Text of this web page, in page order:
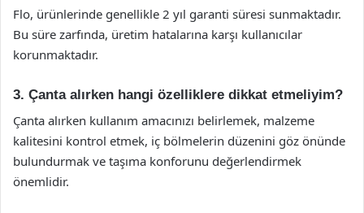
Flo, ürünlerinde genellikle 2 yıl garanti süresi sunmaktadır.
Bu süre zarfında, üretim hatalarına karşı kullanıcılar
korunmaktadır.
3. Çanta alırken hangi özelliklere dikkat etmeliyim?
Çanta alırken kullanım amacınızı belirlemek, malzeme
kalitesini kontrol etmek, iç bölmelerin düzenini göz önünde
bulundurmak ve taşıma konforunu değerlendirmek
önemlidir.